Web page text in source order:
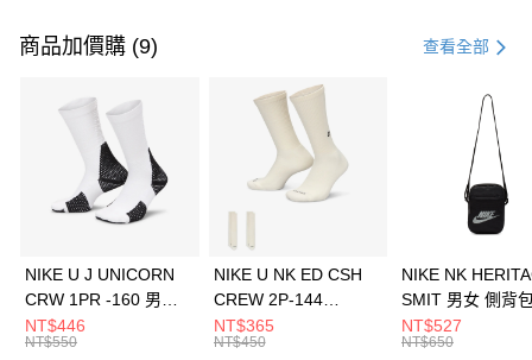
信用卡一次付款
3 期 0 利率 每期 21家銀行
合作金庫商業銀行
第一商業銀行
華南商業銀行
彰化商業銀行
上海商業儲蓄銀行
元大商業銀行
Apple Pay
全盈+PAY
AFTEE先享後付
商品加價購 (9) 查看全部
NIKE U J UNICORN
CRW 1PR -160 男女
中統襪 FZ3393100
NT$446
NT$550
NIKE U NK ED CSH
CREW 2P-144
EMBRDY 男女 短統襪
FZ3073133
NT$365
NT$450
NIKE NK
SMIT 男女 側背
BA5871010
NT$527
NT$650